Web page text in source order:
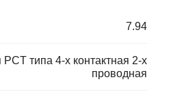
7.94
типа 4-х контактная 2-х
проводная